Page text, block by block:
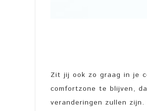
Zit jij ook zo graag in je
comfortzone te blijven,
veranderingen zullen